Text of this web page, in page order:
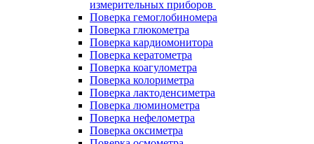
измерительных приборов
Поверка гемоглобиномера
Поверка глюкометра
Поверка кардиомонитора
Поверка кератометра
Поверка коагулометра
Поверка колориметра
Поверка лактоденсиметра
Поверка люминометра
Поверка нефелометра
Поверка оксиметра